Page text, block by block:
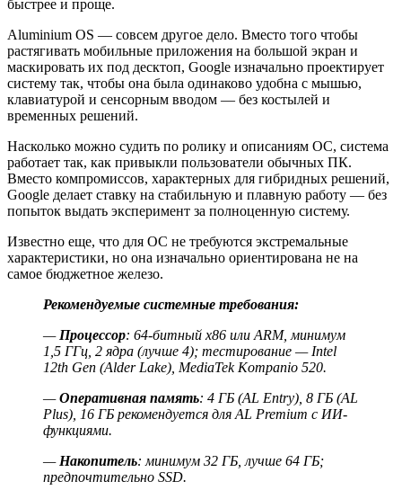
быстрее и проще.
Aluminium OS — совсем другое дело. Вместо того чтобы
растягивать мобильные приложения на большой экран и
маскировать их под десктоп, Google изначально проектирует
систему так, чтобы она была одинаково удобна с мышью,
клавиатурой и сенсорным вводом — без костылей и
временных решений.
Насколько можно судить по ролику и описаниям ОС, система
работает так, как привыкли пользователи обычных ПК.
Вместо компромиссов, характерных для гибридных решений,
Google делает ставку на стабильную и плавную работу — без
попыток выдать эксперимент за полноценную систему.
Известно еще, что для ОС не требуются экстремальные
характеристики, но она изначально ориентирована не на
самое бюджетное железо.
Рекомендуемые системные требования:
— Процессор: 64-битный x86 или ARM, минимум
1,5 ГГц, 2 ядра (лучше 4); тестирование — Intel
12th Gen (Alder Lake), MediaTek Kompanio 520.
—Оперативная память: 4 ГБ (AL Entry), 8 ГБ (AL
Plus), 16 ГБ рекомендуется для AL Premium с ИИ-
функциями.
— Накопитель: минимум 32 ГБ, лучше 64 ГБ;
предпочтительно SSD.